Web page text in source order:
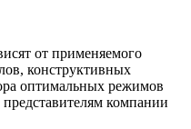
от применяемого
конструктивных
оптимальных режимов
компании